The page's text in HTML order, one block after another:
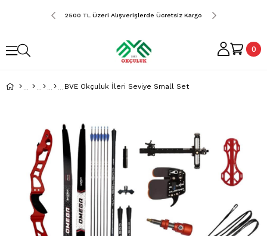
Ücretsiz Kargo 2500 TL Üzeri Alışverişlerde Ücretsiz Kargo 2500 TL Üzeri
0
BVE Okçuluk İleri Seviye Small Set
›